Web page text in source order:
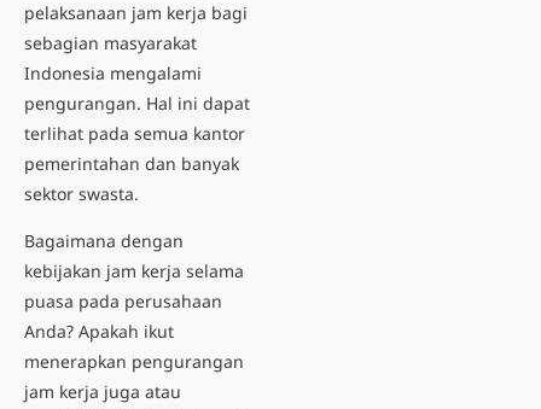
pelaksanaan jam kerja bagi
sebagian masyarakat
Indonesia mengalami
pengurangan. Hal ini dapat
terlihat pada semua kantor
pemerintahan dan banyak
sektor swasta.
Bagaimana dengan
kebijakan jam kerja selama
puasa pada perusahaan
Anda? Apakah ikut
menerapkan pengurangan
jam kerja juga atau